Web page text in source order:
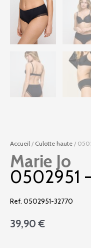
Accueil / Culotte haute /
Marie Jo
0502951
Ref. 0502951-32770
39,90€